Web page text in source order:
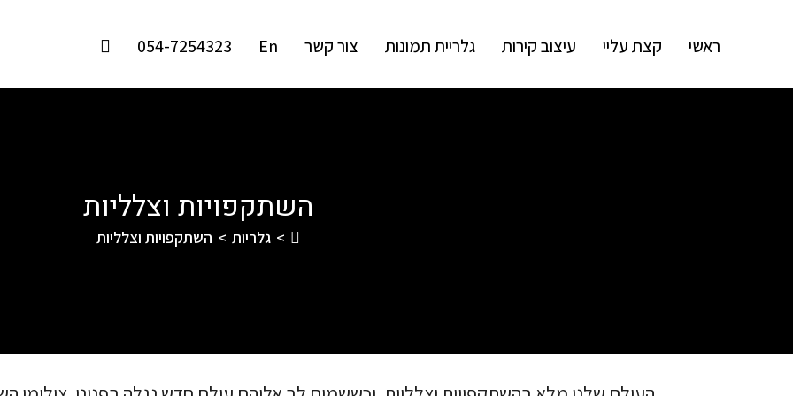
ראשי קצת עליי עיצוב קירות גלריית תמונות צור קשר En
054-7254323
השתקפויות וצלליות
> גלריות > השתקפויות וצלליות